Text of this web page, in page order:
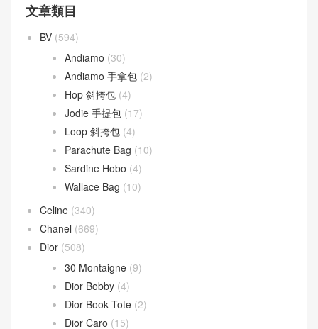
文章類目
BV (594)
Andiamo (30)
Andiamo 手拿包 (2)
Hop 斜挎包 (4)
Jodie 手提包 (17)
Loop 斜挎包 (4)
Parachute Bag (10)
Sardine Hobo (4)
Wallace Bag (10)
Celine (340)
Chanel (669)
Dior (508)
30 Montaigne (9)
Dior Bobby (4)
Dior Book Tote (2)
Dior Caro (15)